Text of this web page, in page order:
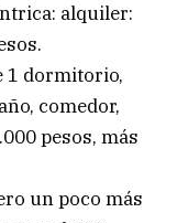
alquiler:
1 dormitorio,
comedor,
pesos, más
un poco más